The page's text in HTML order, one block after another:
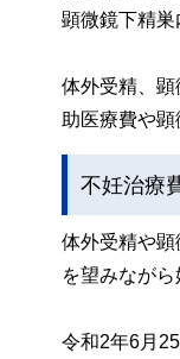
顕微鏡下精巣
体外受精、
助医療費や
不妊治療
体外受精や
を望みなが
令和2年6月